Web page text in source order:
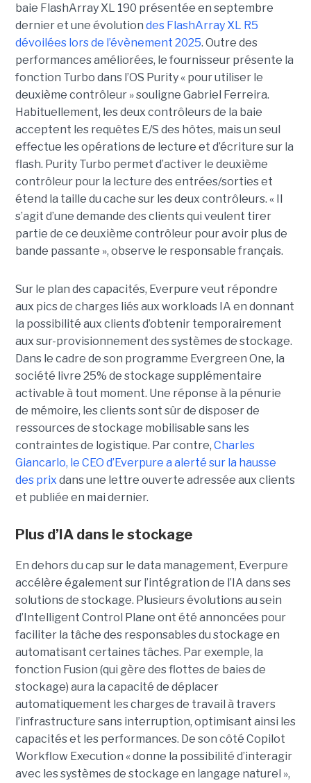
baie FlashArray XL 190 présentée en septembre
dernier et une évolution des FlashArray XL R5
dévoilées lors de l’évènement 2025. Outre des
performances améliorées, le fournisseur présente la
fonction Turbo dans l’OS Purity « pour utiliser le
deuxième contrôleur » souligne Gabriel Ferreira.
Habituellement, les deux contrôleurs de la baie
acceptent les requêtes E/S des hôtes, mais un seul
effectue les opérations de lecture et d’écriture sur la
flash. Purity Turbo permet d’activer le deuxième
contrôleur pour la lecture des entrées/sorties et
étend la taille du cache sur les deux contrôleurs. « Il
s’agit d’une demande des clients qui veulent tirer
partie de ce deuxième contrôleur pour avoir plus de
bande passante », observe le responsable français.
Sur le plan des capacités, Everpure veut répondre
aux pics de charges liés aux workloads IA en donnant
la possibilité aux clients d’obtenir temporairement
aux sur-provisionnement des systèmes de stockage.
Dans le cadre de son programme Evergreen One, la
société livre 25% de stockage supplémentaire
activable à tout moment. Une réponse à la pénurie
de mémoire, les clients sont sûr de disposer de
ressources de stockage mobilisable sans les
contraintes de logistique. Par contre, Charles
Giancarlo, le CEO d’Everpure a alerté sur la hausse
des prix dans une lettre ouverte adressée aux clients
et publiée en mai dernier.
Plus d’IA dans le stockage
En dehors du cap sur le data management, Everpure
accélère également sur l’intégration de l’IA dans ses
solutions de stockage. Plusieurs évolutions au sein
d’Intelligent Control Plane ont été annoncées pour
faciliter la tâche des responsables du stockage en
automatisant certaines tâches. Par exemple, la
fonction Fusion (qui gère des flottes de baies de
stockage) aura la capacité de déplacer
automatiquement les charges de travail à travers
l’infrastructure sans interruption, optimisant ainsi les
capacités et les performances. De son côté Copilot
Workflow Execution « donne la possibilité d’interagir
avec les systèmes de stockage en langage naturel »,